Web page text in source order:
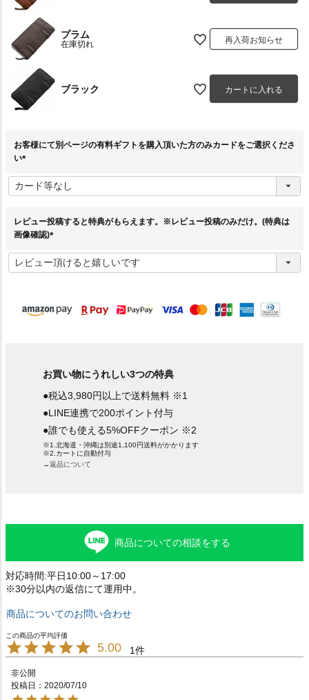
プラム
在庫切れ 再入荷お知らせ
ブラック カートに入れる
お客様にて別ページの有料ギフトを購入頂いた方のみカードをご選択くださ
い
必
須
レビュー投稿すると特典がもらえます。※レビュー投稿のみだけ。(特典は
画像確認)
必
須
お買い物にうれしい3つの特典
●税込3,980円以上で送料無料 ※1
●LINE連携で200ポイント付与
●誰でも使える5%OFFクーポン ※2
※1.北海道・沖縄は別途1,100円送料がかかります
※2.カートに自動付与
→返品について
商品についての相談をする
対応時間:平日10:00～17:00
※30分以内の返信にて運用中。
商品についてのお問い合わせ
5.00 1
非公開
投稿日
2020/07/10